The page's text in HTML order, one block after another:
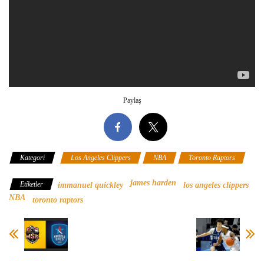
Paylaş
Kategori Los Angeles Clippers NBA Toronto Raptors
Etiketler immanuel quickley james harden
los angeles clippers
NBA
toronto raptors